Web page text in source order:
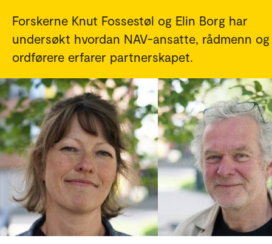
Forskerne Knut Fossestøl og Elin Borg har
undersøkt hvordan NAV-ansatte, rådmenn og
ordførere erfarer partnerskapet.